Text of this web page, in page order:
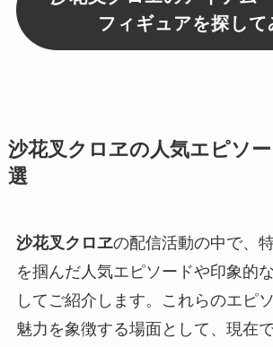
フィギュアを探して
沙花叉クロヱの人気エピソ
選
沙花叉クロヱの配信活動の中で、
を掴んだ人気エピソードや印象的
してご紹介します。これらのエピ
魅力を象徴する場面として、現在